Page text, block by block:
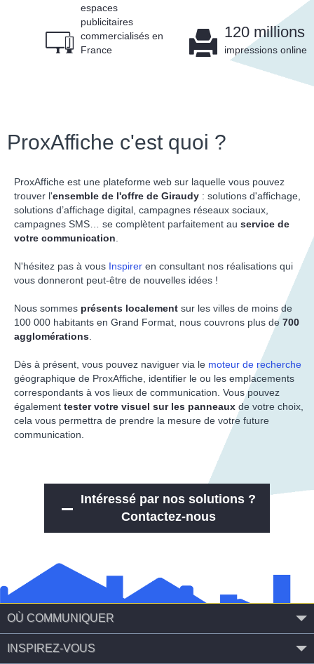
espaces
publicitaires
commercialisés en
France
120 millions
impressions online
ProxAffiche c'est quoi ?
ProxAffiche est une plateforme web sur laquelle vous pouvez
trouver l'ensemble de l'offre de Giraudy : solutions d'affichage,
solutions d’affichage digital, campagnes réseaux sociaux,
campagnes SMS… se complètent parfaitement au service de
votre communication.
N'hésitez pas à vous Inspirer en consultant nos réalisations qui
vous donneront peut-être de nouvelles idées !
Nous sommes présents localement sur les villes de moins de
100 000 habitants en Grand Format, nous couvrons plus de 700
agglomérations.
Dès à présent, vous pouvez naviguer via le moteur de recherche
géographique de ProxAffiche, identifier le ou les emplacements
correspondants à vos lieux de communication. Vous pouvez
également tester votre visuel sur les panneaux de votre choix,
cela vous permettra de prendre la mesure de votre future
communication.
Intéressé par nos solutions ?
Contactez-nous
OÙ COMMUNIQUER
INSPIREZ-VOUS